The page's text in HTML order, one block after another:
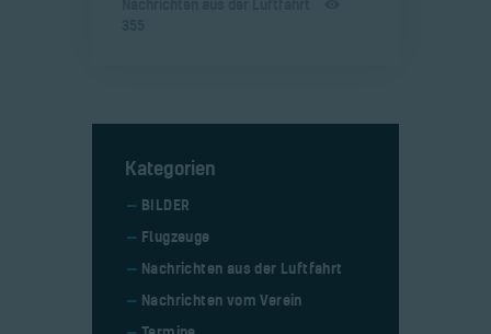
Kategorien
BILDER
Flugzeuge
Nachrichten aus der Luftfahrt
Nachrichten vom Verein